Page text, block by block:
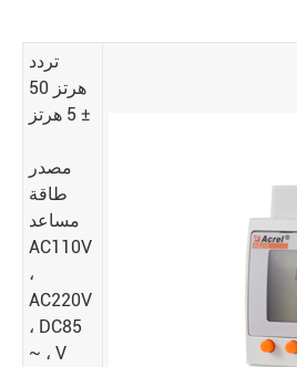
تردد
50 هرتز
± 5 هرتز
مصدر
طاقة
مساعد
AC110V
،
AC220V
، DC85
~ ، V